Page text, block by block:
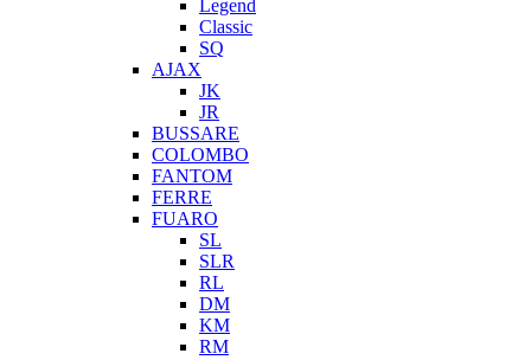
Legend
Classic
SQ
AJAX
JK
JR
BUSSARE
COLOMBO
FANTOM
FERRE
FUARO
SL
SLR
RL
DM
KM
RM